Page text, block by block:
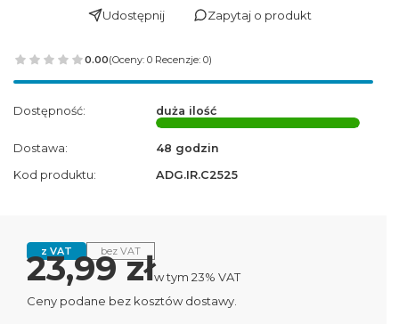
Udostępnij Zapytaj o produkt
0.00(Oceny: 0 Recenzje: 0)
Dostępność: duża ilość
Dostawa:
48 godzin
Kod produktu:
ADG.IR.C2525
z VAT bez VAT
Cena
23,99 złw tym 23% VAT
w tym 23% VAT
Ceny podane bez kosztów dostawy.